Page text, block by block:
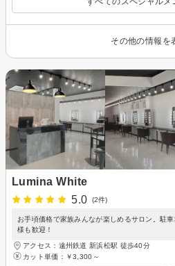
その他の情報を
Lumina White
5.0
(2件)
お手頃価格で家族みんなが楽しめるサロン。駐
様も歓迎！
アクセス：遠州鉄道 新浜松駅 徒歩40分
カット単価： ￥3,300～